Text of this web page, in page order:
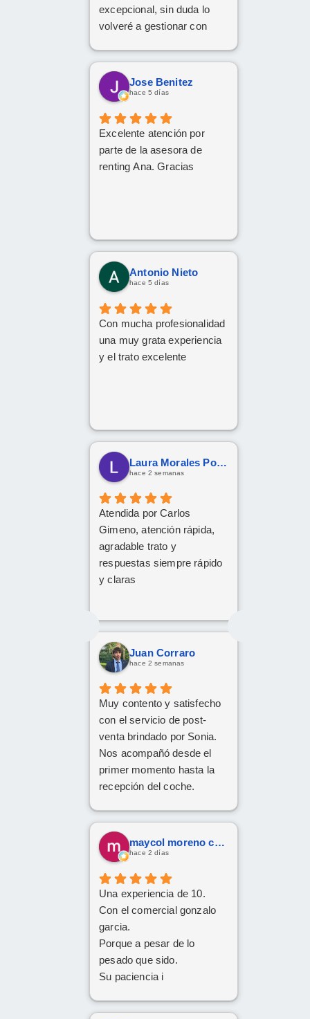
excepcional, sin duda lo
volveré a gestionar con
contrataciones.
Jose Benitez
hace 5 días
Excelente atención por
parte de la asesora de
renting Ana. Gracias
Antonio Nieto
hace 5 días
Con mucha profesionalidad
una muy grata experiencia
y el trato excelente
Laura Morales Porras
hace 2 semanas
Atendida por Carlos
Gimeno, atención rápida,
agradable trato y
respuestas siempre rápido
y claras
Juan Corraro
hace 2 semanas
Muy contento y satisfecho
con el servicio de post-
venta brindado por Sonia.
Nos acompañó desde el
primer momento hasta la
recepción del coche.
nuestras consultas y nos
mantuvo constantemente
informados.
nuevo coche.
maycol moreno cuervo
hace 2 días
Una experiencia de 10.
Con el comercial gonzalo
garcia.
Porque a pesar de lo
pesado que sido.
Su paciencia i
Han cumplido el sueño de